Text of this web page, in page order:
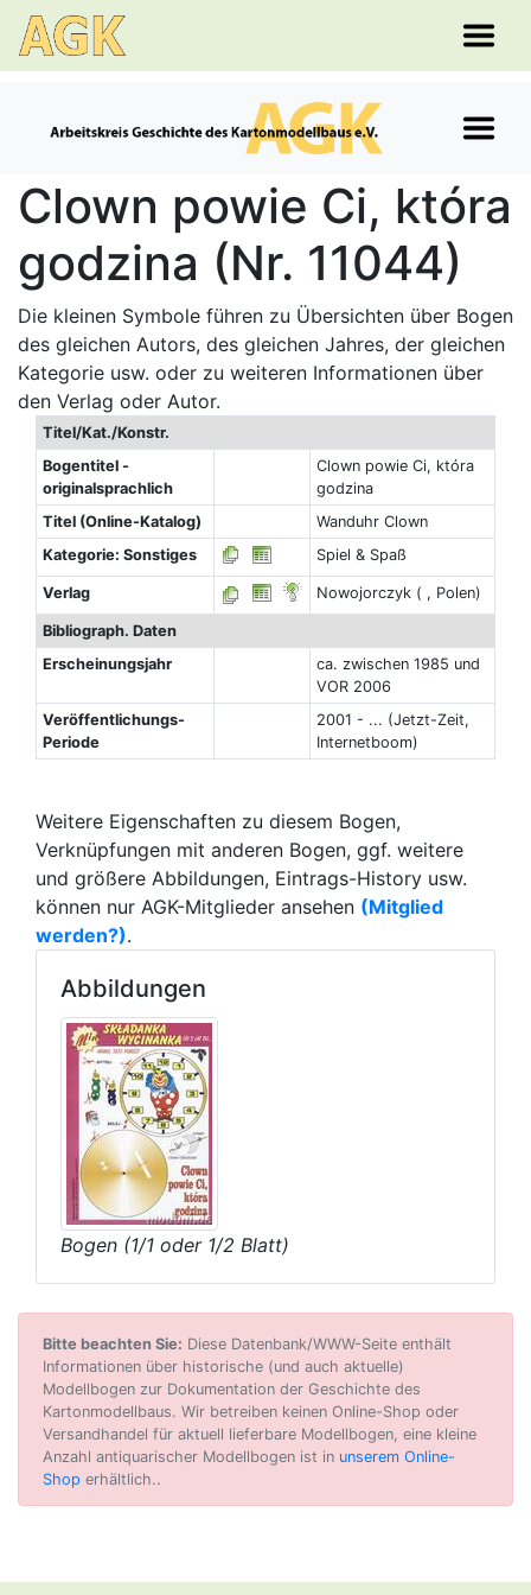
Clown powie Ci, która
godzina (Nr. 11044)
Die kleinen Symbole führen zu Übersichten über Bogen
des gleichen Autors, des gleichen Jahres, der gleichen
Kategorie usw. oder zu weiteren Informationen über
den Verlag oder Autor.
Titel/Kat./Konstr.
Bogentitel -
originalsprachlich
Clown powie Ci, która
godzina
Titel (Online-Katalog)
Wanduhr Clown
Kategorie: Sonstiges
Spiel & Spaß
Verlag Nowojorczyk ( , Polen)
Bibliograph. Daten
Erscheinungsjahr
ca. zwischen 1985 und
VOR 2006
Veröffentlichungs-
Periode
2001 - ... (Jetzt-Zeit,
Internetboom)
Weitere Eigenschaften zu diesem Bogen,
Verknüpfungen mit anderen Bogen, ggf. weitere
und größere Abbildungen, Eintrags-History usw.
können nur AGK-Mitglieder ansehen (Mitglied
werden?).
Abbildungen
Bogen (1/1 oder 1/2 Blatt)
Bitte beachten Sie: Diese Datenbank/WWW-Seite enthält
Informationen über historische (und auch aktuelle)
Modellbogen zur Dokumentation der Geschichte des
Kartonmodellbaus. Wir betreiben keinen Online-Shop oder
Versandhandel für aktuell lieferbare Modellbogen, eine kleine
Anzahl antiquarischer Modellbogen ist in unserem Online-
Shop erhältlich..